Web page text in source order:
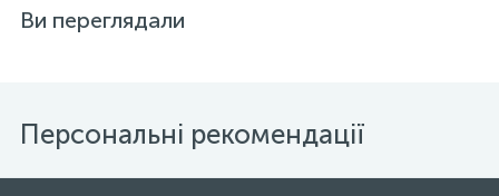
Ви переглядали
Персональні рекомендації